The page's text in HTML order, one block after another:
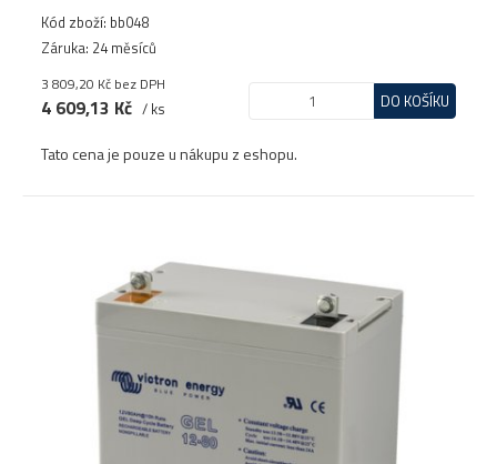
Kód zboží: bb048
Záruka: 24 měsíců
3 809,20 Kč bez DPH
4 609,13 Kč / ks DO KOŠÍKU
Tato cena je pouze u nákupu z eshopu.